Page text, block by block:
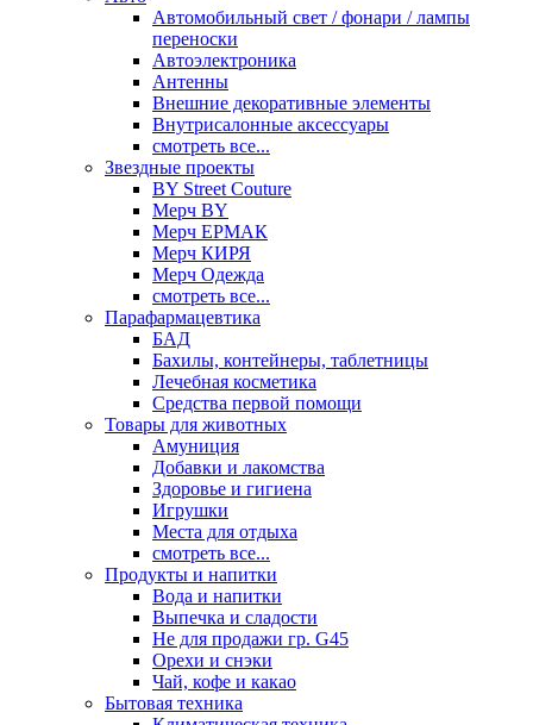
Автомобильный свет / фонари / лампы
переноски
Автоэлектроника
Антенны
Внешние декоративные элементы
Внутрисалонные аксессуары
смотреть все...
Звездные проекты
BY Street Couture
Мерч BY
Мерч ЕРМАК
Мерч КИРЯ
Мерч Одежда
смотреть все...
Парафармацевтика
БАД
Бахилы, контейнеры, таблетницы
Лечебная косметика
Средства первой помощи
Товары для животных
Амуниция
Добавки и лакомства
Здоровье и гигиена
Игрушки
Места для отдыха
смотреть все...
Продукты и напитки
Вода и напитки
Выпечка и сладости
Не для продажи гр. G45
Орехи и снэки
Чай, кофе и какао
Бытовая техника